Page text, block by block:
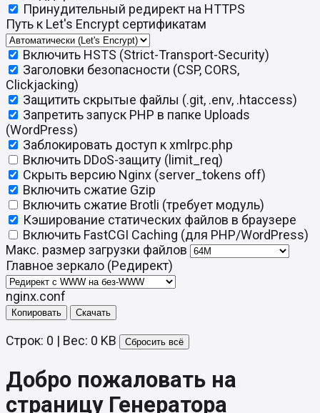
Принудительный редирект на HTTPS
Путь к Let's Encrypt сертификатам
Включить HSTS (Strict-Transport-Security)
Заголовки безопасности (CSP, CORS,
Clickjacking)
Защитить скрытые файлы (.git, .env, .htaccess)
Запретить запуск PHP в папке Uploads
(WordPress)
Заблокировать доступ к xmlrpc.php
Включить DDoS-защиту (limit_req)
Скрыть версию Nginx (server_tokens off)
Включить сжатие Gzip
Включить сжатие Brotli (требует модуль)
Кэширование статических файлов в браузере
Включить FastCGI Caching (для PHP/WordPress)
Макс. размер загрузки файлов
Главное зеркало (Редирект)
nginx.conf
Копировать Скачать
Строк: 0 | Вес: 0 KB Сбросить всё
Добро пожаловать на
страницу Генератора